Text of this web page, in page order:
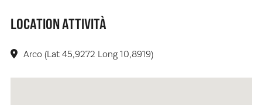
LOCATION ATTIVITÀ
Arco (Lat 45,9272 Long 10,8919)